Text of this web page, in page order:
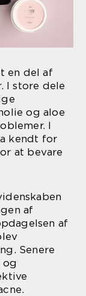
en del af
I store dele
og aloe
I
kendt for
at bevare
af
af
Senere
og